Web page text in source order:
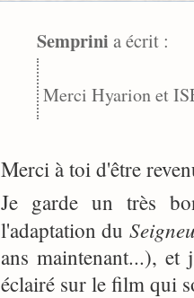
Semprini a écrit :
Merci Hyarion et
Merci à toi d'être
Je garde un très
l'adaptation du
ans maintenant...),
éclairé sur le film qui